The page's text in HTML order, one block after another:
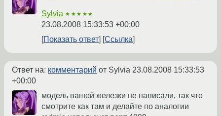
Sylvia ★★★★★
23.08.2008 15:33:53 +00:00
Показать ответ
Ссылка
Ответ на: комментарий от Sylvia 23.08.2008 15:33:53
+00:00
модель вашей железки не написали, так что
смотрите как там и делайте по аналогии